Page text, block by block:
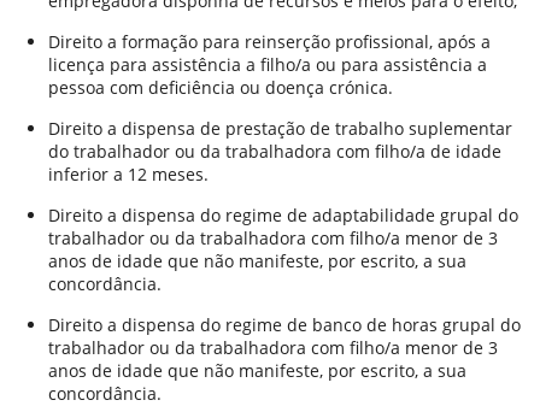
Direito a formação para reinserção profissional, após a
licença para assistência a filho/a ou para assistência a
pessoa com deficiência ou doença crónica.
Direito a dispensa de prestação de trabalho suplementar
do trabalhador ou da trabalhadora com filho/a de idade
inferior a 12 meses.
Direito a dispensa do regime de adaptabilidade grupal do
trabalhador ou da trabalhadora com filho/a menor de 3
anos de idade que não manifeste, por escrito, a sua
concordância.
Direito a dispensa do regime de banco de horas grupal do
trabalhador ou da trabalhadora com filho/a menor de 3
anos de idade que não manifeste, por escrito, a sua
concordância.